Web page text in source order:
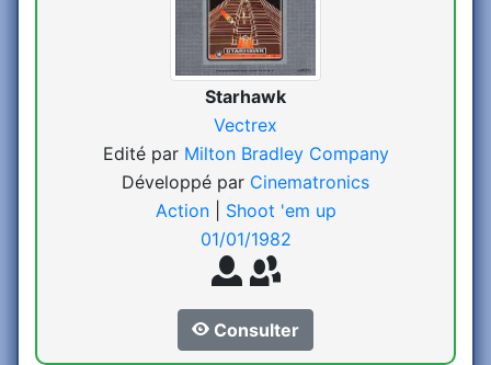
Starhawk
Vectrex
Edité par Milton Bradley Company
Développé par Cinematronics
Action
Shoot 'em up
01/01/1982
Consulter